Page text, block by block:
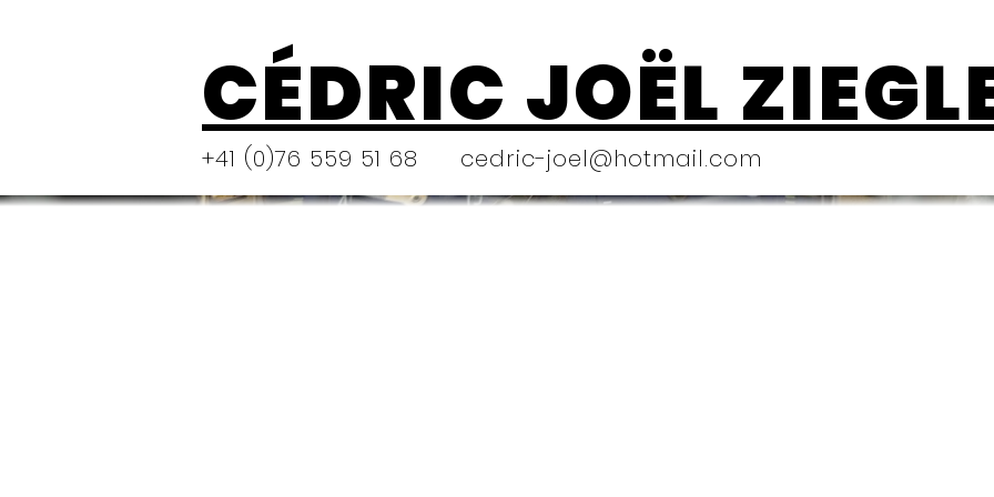
CÉDRIC JOËL
cedric-joel@hotmail.com
+41 (0)76 559 51 68